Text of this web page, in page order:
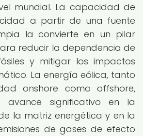
mundial. La capacidad de
a partir de una fuente
la convierte en un pilar
reducir la dependencia de
y mitigar los impactos
La energía eólica, tanto
onshore como offshore,
avance significativo en la
la matriz energética y en la
de gases de efecto